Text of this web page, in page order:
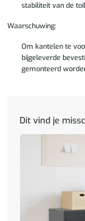
stabiliteit van de
Waarschuwing:
Om kantelen te
bijgeleverde
gemonteerd
Dit vind je